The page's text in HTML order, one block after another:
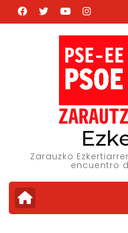
Saltar
al
Zarauzko
encuentro